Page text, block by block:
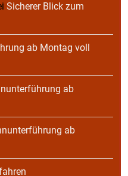
Sicherer Blick zum
ab Montag voll
ab
ab